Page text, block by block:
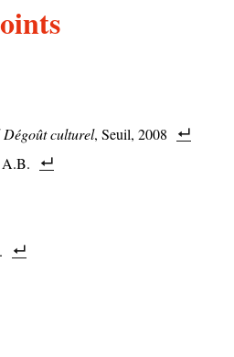
culturel, Seuil, 2008
A.B.